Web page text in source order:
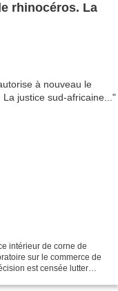
La
intérieur de corne de
sur le commerce de
est censée lutter